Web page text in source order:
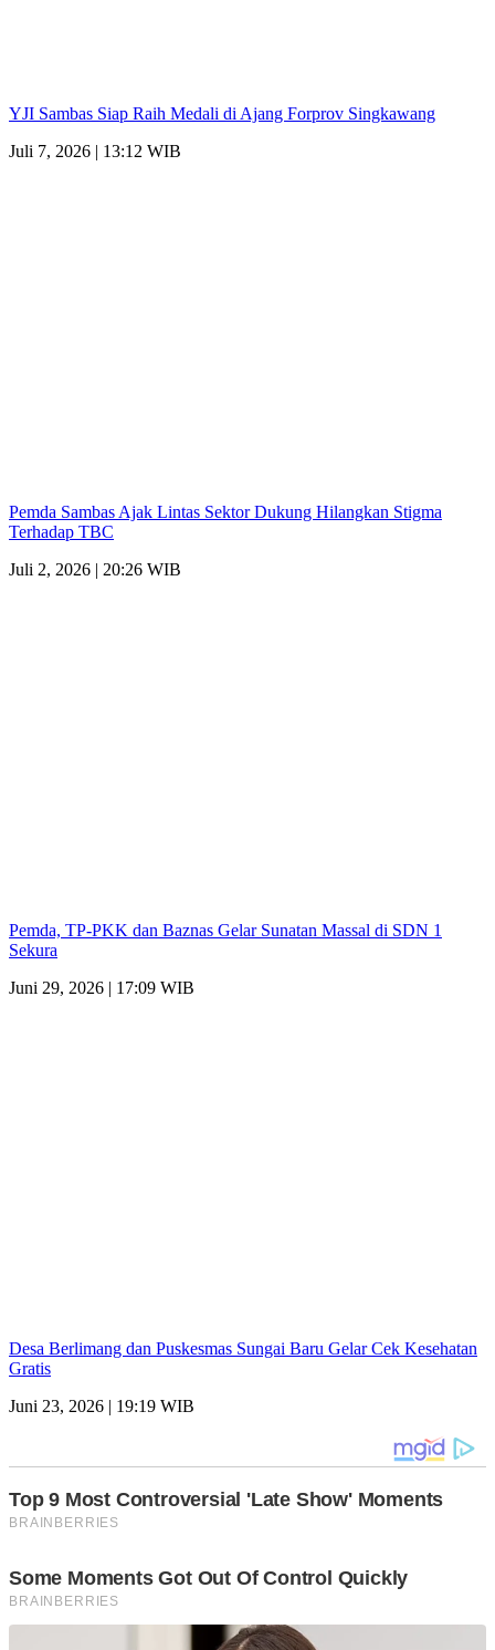
YJI Sambas Siap Raih Medali di Ajang Forprov Singkawang
Juli 7, 2026 | 13:12 WIB
Pemda Sambas Ajak Lintas Sektor Dukung Hilangkan Stigma
Terhadap TBC
Juli 2, 2026 | 20:26 WIB
Pemda, TP-PKK dan Baznas Gelar Sunatan Massal di SDN 1
Sekura
Juni 29, 2026 | 17:09 WIB
Desa Berlimang dan Puskesmas Sungai Baru Gelar Cek Kesehatan
Gratis
Juni 23, 2026 | 19:19 WIB